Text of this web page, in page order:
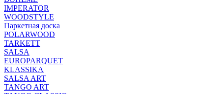
IMPERATOR
WOODSTYLE
Паркетная доска
POLARWOOD
TARKETT
SALSA
EUROPARQUET
KLASSIKA
SALSA ART
TANGO ART